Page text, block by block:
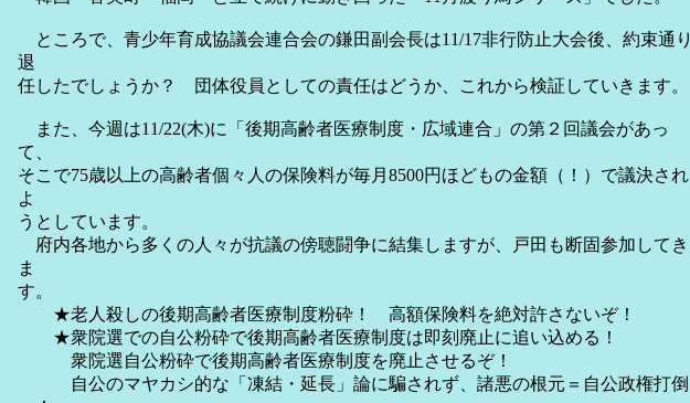
ところで、青少年育成協議会連合会の鎌田副会長は11/17非行防止大会後、約束通り
退
任したでしょうか？ 団体役員としての責任はどうか、これから検証していきます。
また、今週は11/22(木)に「後期高齢者医療制度・広域連合」の第２回議会があっ
て、
そこで75歳以上の高齢者個々人の保険料が毎月8500円ほどもの金額（！）で議決され
よ
うとしています。
府内各地から多くの人々が抗議の傍聴闘争に結集しますが、戸田も断固参加してき
ま
す。
★老人殺しの後期高齢者医療制度粉砕！ 高額保険料を絶対許さないぞ！
★衆院選での自公粉砕で後期高齢者医療制度は即刻廃止に追い込める！
衆院選自公粉砕で後期高齢者医療制度を廃止させるぞ！
自公のマヤカシ的な「凍結・延長」論に騙されず、諸悪の根元＝自公政権打倒